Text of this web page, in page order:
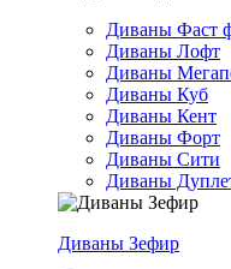
Диваны Фаст
Диваны Лофт
Диваны
Диваны Куб
Диваны Кент
Диваны Форт
Диваны Сити
Диваны
Диваны Зефир